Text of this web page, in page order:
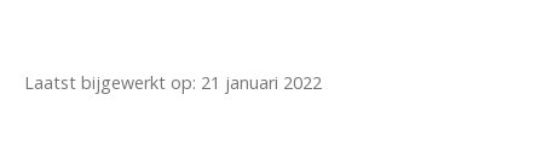
Laatst bijgewerkt op: 21 januari 2022